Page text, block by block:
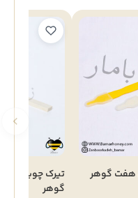
هفت گوهر
تیرک چوبی
گوهر